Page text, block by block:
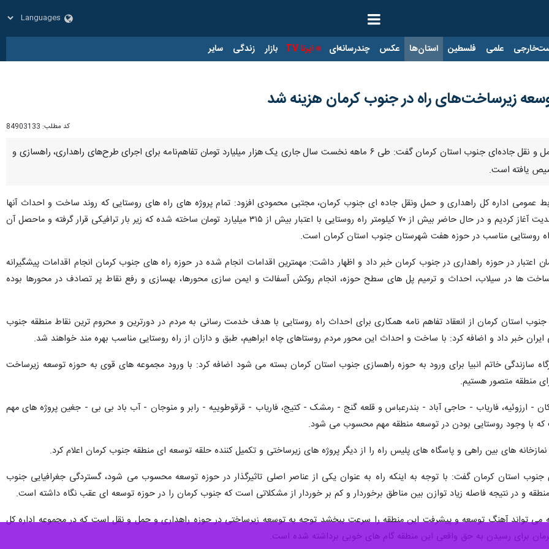
علمی فلسطین استان‌ها عکس چندرسانه‌ای ایرنا TV بازار زندگی سایر
توسعه زیرساخت‌های راه در جنوب کرمان هزینه شد
کد مطلب: 84903133
جیرفت - ایرنا - مدیرکل راهداری و حمل و نقل جاده‌ای جنوب استان کرمان گفت: طی ۶ ماهه نخست سال جاری یک هزار میلیارد تومان تفاهم‌نامه برای اجرای طرح‌های راهداری، راهسازی و